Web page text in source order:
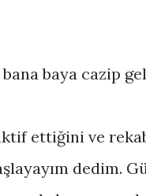
baya cazip
ettiğini ve
dedim.